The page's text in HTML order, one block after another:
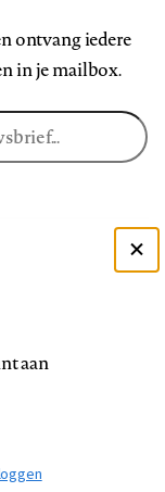
ontvang iedere
in je mailbox.
aan